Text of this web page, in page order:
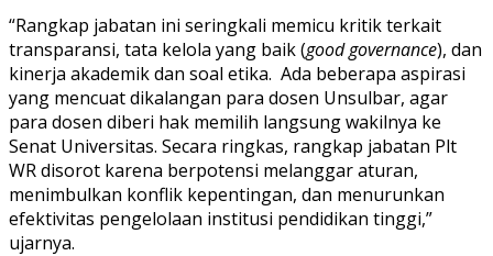
“Rangkap jabatan ini seringkali memicu kritik terkait
transparansi, tata kelola yang baik (good governance), dan
kinerja akademik dan soal etika. Ada beberapa aspirasi
yang mencuat dikalangan para dosen Unsulbar, agar
para dosen diberi hak memilih langsung wakilnya ke
Senat Universitas. Secara ringkas, rangkap jabatan Plt
WR disorot karena berpotensi melanggar aturan,
menimbulkan konflik kepentingan, dan menurunkan
efektivitas pengelolaan institusi pendidikan tinggi,”
ujarnya.